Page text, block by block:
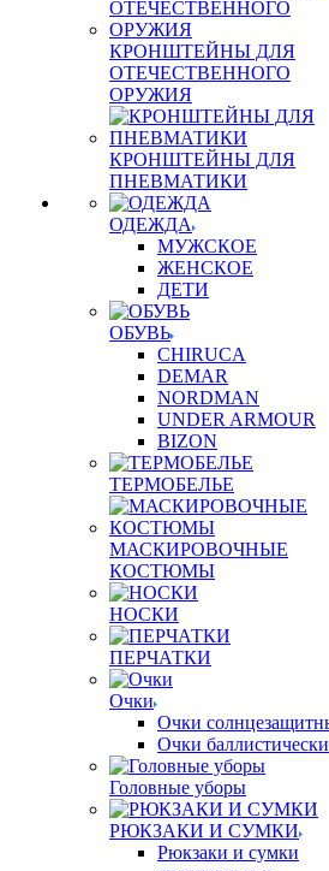
КРОНШТЕЙНЫ ДЛЯ
ОТЕЧЕСТВЕННОГО
ОРУЖИЯ
КРОНШТЕЙНЫ ДЛЯ
ПНЕВМАТИКИ
ОДЕЖДА
МУЖСКОЕ
ЖЕНСКОЕ
ДЕТИ
ОБУВЬ
CHIRUCA
DEMAR
NORDMAN
UNDER ARMOUR
BIZON
ТЕРМОБЕЛЬЕ
МАСКИРОВОЧНЫЕ
КОСТЮМЫ
НОСКИ
ПЕРЧАТКИ
Очки
Очки
Очки
Головные уборы
РЮКЗАКИ И СУМКИ
Рюкзаки и сумки